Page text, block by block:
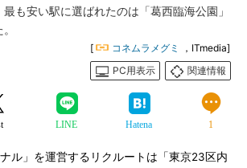
も安い駅に選ばれたのは「葛西臨海公園」
[ コネムラメグミ
，ITmedia]
PC用表示
関連情報
LINE Hatena 1
ル」を運営するリクルートは「東京23区内